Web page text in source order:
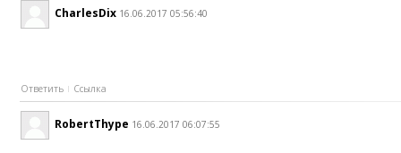
CharlesDix 16.06.2017 05:56:40
Ответить Ссылка
RobertThype 16.06.2017 06:07:55